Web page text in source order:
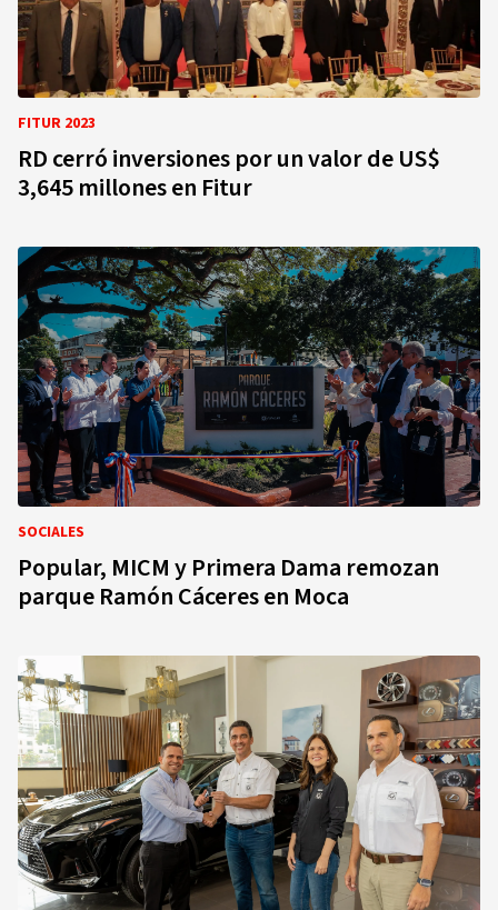
FITUR 2023
RD cerró inversiones por un valor de US$
3,645 millones en Fitur
SOCIALES
Popular, MICM y Primera Dama remozan
parque Ramón Cáceres en Moca